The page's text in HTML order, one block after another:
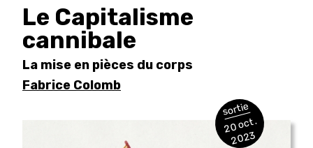
contenu
principal
Le Capitalisme
cannibale
La mise en pièces du corps
Fabrice Colomb
sortie
20 oct.
2023